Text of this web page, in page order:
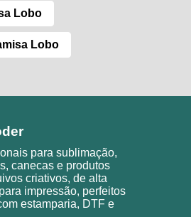
Lobo
Lobo
para sublimação,
canecas e produtos
criativos, de alta
impressão, perfeitos
estamparia, DTF e